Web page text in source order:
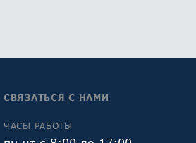
СВЯЗАТЬСЯ С НАМИ
ЧАСЫ РАБОТЫ